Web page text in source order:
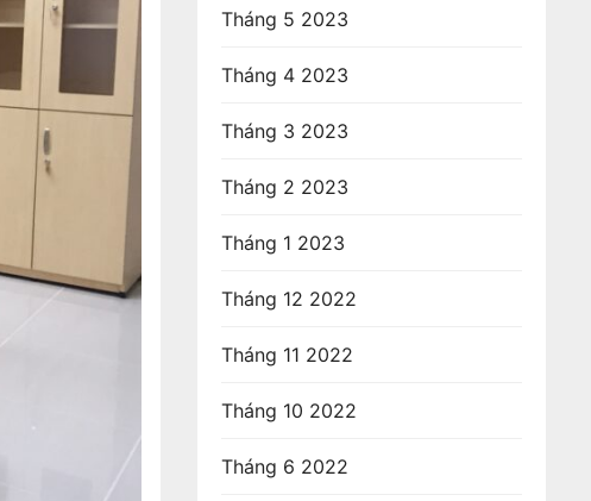
Tháng 5 2023
Tháng 4 2023
Tháng 3 2023
Tháng 2 2023
Tháng 1 2023
Tháng 12 2022
Tháng 11 2022
Tháng 10 2022
Tháng 6 2022